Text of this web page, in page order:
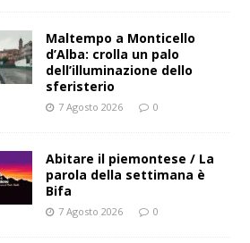
Maltempo a Monticello
d’Alba: crolla un palo
dell’illuminazione dello
sferisterio
7 Agosto 2026 0
Abitare il piemontese / La
parola della settimana è
Bifa
7 Agosto 2026 0